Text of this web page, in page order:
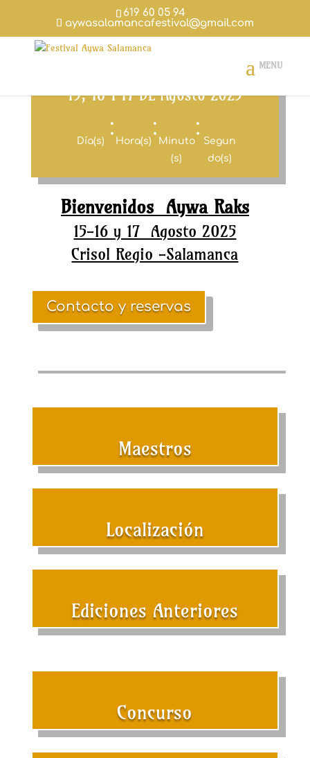
619 60 05 94
aywasalamancafestival@gmail.com
15, 16 Y 17 DE Agosto 2025
Día(s)
:
Hora(s)
:
Minuto
(s)
:
Segun
do(s)
Bienvenidos Aywa Raks
15-16 y 17 Agosto 2025
Crisol Regio -Salamanca
Contacto y reservas
Maestros
Localización
Ediciones Anteriores
Concurso